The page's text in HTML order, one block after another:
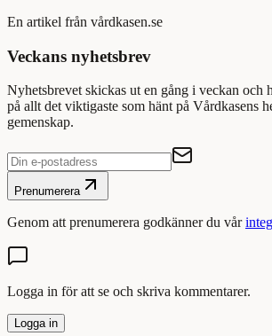
En artikel från vårdkasen.se
Veckans nyhetsbrev
Nyhetsbrevet skickas ut en gång i veckan och
på allt det viktigaste som hänt på Vårdkasens
gemenskap.
Prenumerera
Genom att prenumerera godkänner du vår
Logga in för att se och skriva kommentarer.
Logga in